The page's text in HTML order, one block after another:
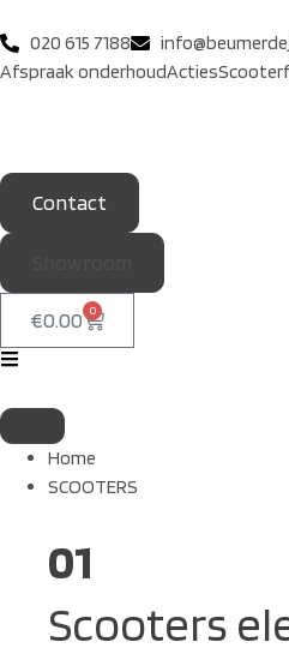
020 615 7188
Afspraak onderhoudActies
Contact
€0.00 0
Home
SCOOTERS
01
Scooters